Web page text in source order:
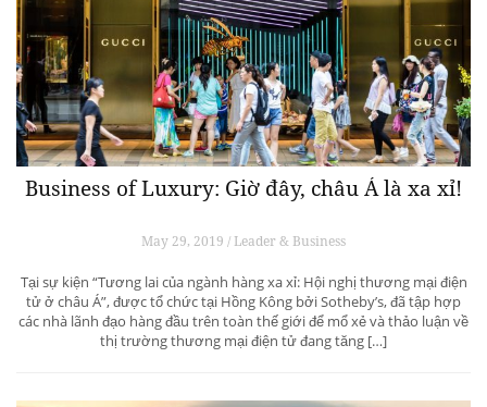
Business of Luxury: Giờ đây, châu Á là xa xỉ!
May 29, 2019 / Leader & Business
Tại sự kiện “Tương lai của ngành hàng xa xỉ: Hội nghị thương mại điện
tử ở châu Á”, được tổ chức tại Hồng Kông bởi Sotheby’s, đã tập hợp
các nhà lãnh đạo hàng đầu trên toàn thế giới để mổ xẻ và thảo luận về
thị trường thương mại điện tử đang tăng […]